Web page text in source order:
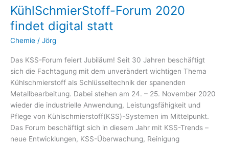
KühlSchmierStoff-Forum 2020
findet digital statt
Chemie / Jörg
Das KSS-Forum feiert Jubiläum! Seit 30 Jahren beschäftigt
sich die Fachtagung mit dem unverändert wichtigen Thema
Kühlschmierstoff als Schlüsseltechnik der spanenden
Metallbearbeitung. Dabei stehen am 24. – 25. November 2020
wieder die industrielle Anwendung, Leistungsfähigkeit und
Pflege von Kühlschmierstoff(KSS)-Systemen im Mittelpunkt.
Das Forum beschäftigt sich in diesem Jahr mit KSS-Trends –
neue Entwicklungen, KSS-Überwachung, Reinigung
2020
findet
digital
statt